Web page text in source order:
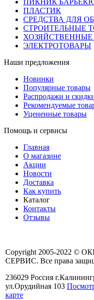
ПИКНИК
ПЛАСТИК
СРЕДСТВА ДЛЯ
СТРОИТЕЛЬНЫЕ
ЭЛЕКТРОТОВАРЫ
Наши предложения
Новинки
Популярные товары
Распродажи и
Рекомендуемые
Уцененные товары
Помощь и сервисы
Главная
О магазине
Акции
Новости
Доставка
Как купить
Каталог
Контакты
Отзывы
Copyright 2005-2022 ©
СЕРВИС. Все права
236029 Россия
ул.Орудийная 103
карте